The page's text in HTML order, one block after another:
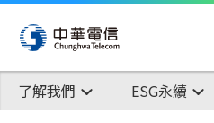
了解我們 ESG永續